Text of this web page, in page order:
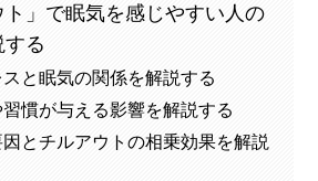
ト」で眠気を感じやすい人の
る
スと眠気の関係を解説する
慣が与える影響を解説する
とチルアウトの相乗効果を解説